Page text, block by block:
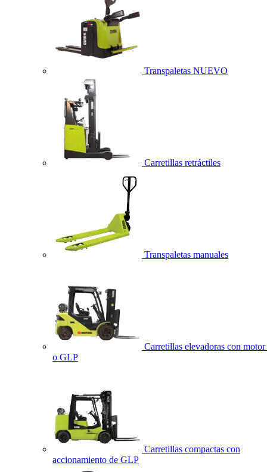
Transpaletas NUEVO
Carretillas retráctiles
Transpaletas manuales
Carretillas elevadoras con motor
o GLP
Carretillas compactas con
accionamiento de GLP